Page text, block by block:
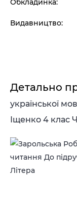
Обкладинка:
Видавництво:
Детально
української
Іщенко 4 клас